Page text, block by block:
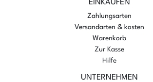
EINKAUFEN
Zahlungsarten
Versandarten & kosten
Warenkorb
Zur Kasse
Hilfe
UNTERNEHMEN